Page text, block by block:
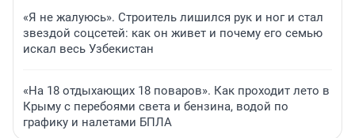
«Я не жалуюсь». Строитель лишился рук и ног и стал
звездой соцсетей: как он живет и почему его семью
искал весь Узбекистан
«На 18 отдыхающих 18 поваров». Как проходит лето в
Крыму с перебоями света и бензина, водой по
графику и налетами БПЛА